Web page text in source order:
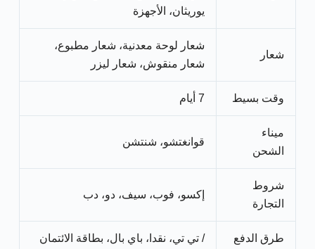
يوريثان، الأجهزة
شعار
شعار لوحة معدنية، شعار مطبوع،
شعار منقوش، شعار ليزر
وقت بسيط 7 أيام
ميناء
الشحن
قوانغتشو، شنتشن
شروط
التجارة
إكسو، فوب، سيف، دو، دب
طرق الدفع / تي تي، نقدا، باي بال، بطاقة الائتمان